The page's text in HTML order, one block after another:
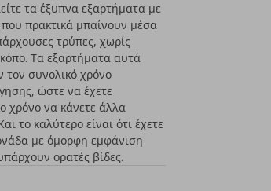
τα έξυπνα εξαρτήματα με
που πρακτικά μπαίνουν μέσα
τρύπες, χωρίς
Τα εξαρτήματα αυτά
τον συνολικό χρόνο
ώστε να έχετε
χρόνο να κάνετε άλλα
το καλύτερο είναι ότι έχετε
με όμορφη εμφάνιση
ορατές βίδες.